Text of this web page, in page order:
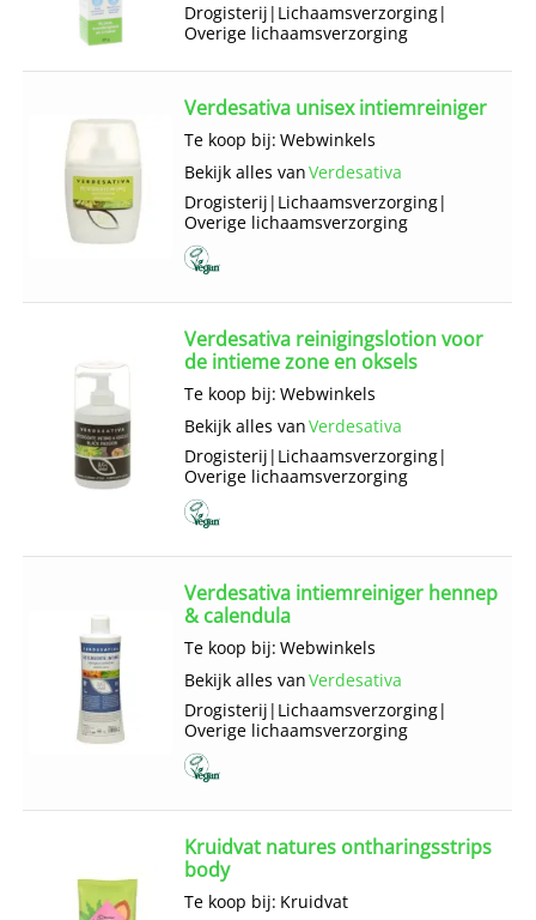
Drogisterij | Lichaams­verzorging|
Overige lichaams­verzorging
Verdesativa unisex intiemreiniger
Te koop bij: Webwinkels
Bekijk alles vanVerdesativa
Drogisterij | Lichaams­verzorging|
Overige lichaams­verzorging
Verdesativa reinigingslotion voor
de intieme zone en oksels
Te koop bij: Webwinkels
Bekijk alles vanVerdesativa
Drogisterij | Lichaams­verzorging|
Overige lichaams­verzorging
Verdesativa intiemreiniger hennep
& calendula
Te koop bij: Webwinkels
Bekijk alles vanVerdesativa
Drogisterij | Lichaams­verzorging|
Overige lichaams­verzorging
Kruidvat natures ontharingsstrips
body
Te koop bij: Kruidvat